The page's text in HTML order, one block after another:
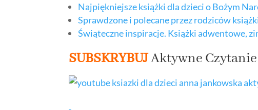
Najpiękniejsze książki dla dzieci o Bożym
Sprawdzone i polecane przez rodziców
Świąteczne inspiracje. Książki adwentowe,
SUBSKRYBUJAktywne